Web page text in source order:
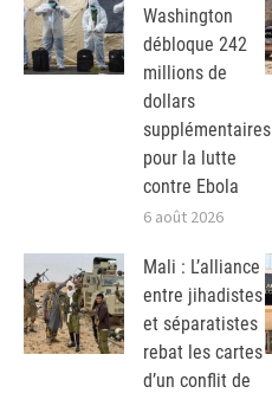
Washington
débloque 242
millions de
dollars
supplémentaires
pour la lutte
contre Ebola
6 août 2026
Mali : L’alliance
entre jihadistes
et séparatistes
rebat les cartes
d’un conflit de